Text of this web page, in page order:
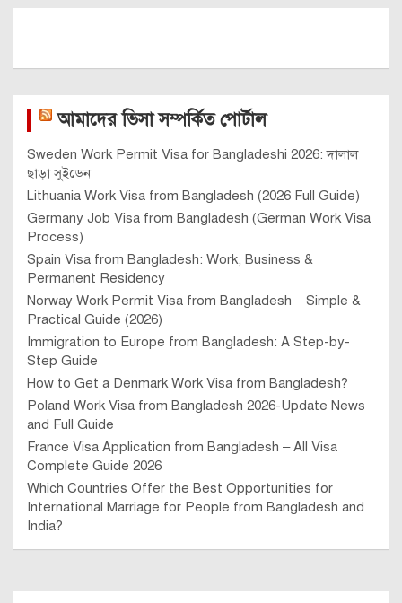
আমাদের ভিসা সম্পর্কিত পোর্টাল
Sweden Work Permit Visa for Bangladeshi 2026: দালাল
ছাড়া সুইডেন
Lithuania Work Visa from Bangladesh (2026 Full Guide)
Germany Job Visa from Bangladesh (German Work Visa
Process)
Spain Visa from Bangladesh: Work, Business &
Permanent Residency
Norway Work Permit Visa from Bangladesh – Simple &
Practical Guide (2026)
Immigration to Europe from Bangladesh: A Step-by-
Step Guide
How to Get a Denmark Work Visa from Bangladesh?
Poland Work Visa from Bangladesh 2026-Update News
and Full Guide
France Visa Application from Bangladesh – All Visa
Complete Guide 2026
Which Countries Offer the Best Opportunities for
International Marriage for People from Bangladesh and
India?